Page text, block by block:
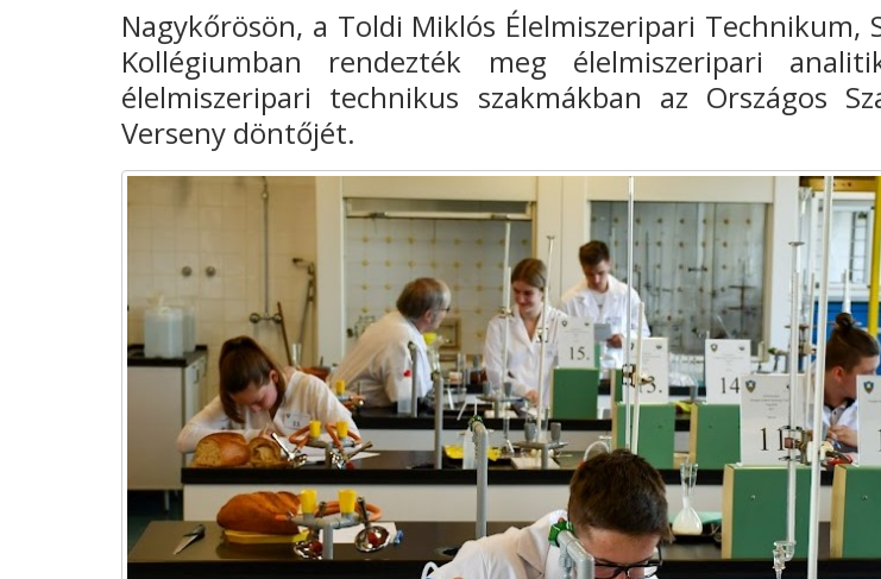
Nagykőrösön, a Toldi Miklós Élelmiszeripari Technikum,
Kollégiumban rendezték meg élelmiszeripari
élelmiszeripari technikus szakmákban az Országos
Verseny döntőjét.